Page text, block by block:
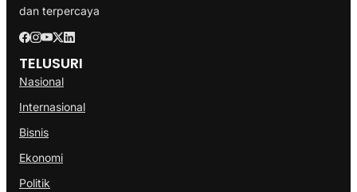
dan terpercaya
TELUSURI
Nasional
Internasional
Bisnis
Ekonomi
Politik